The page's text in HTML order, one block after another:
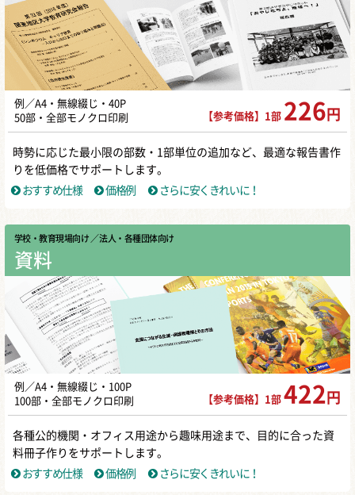
例／A4・無線綴じ・40P
50部・全部モノクロ印刷
【参考価格】1部 226 円
時勢に応じた最小限の部数・1部単位の追加など、最適な報告書作
りを低価格でサポートします。
おすすめ仕様
価格例 さらに安くきれいに！
学校・教育現場向け ／ 法人・各種団体向け
資料
例／A4・無線綴じ・100P
100部・全部モノクロ印刷
【参考価格】1部 422 円
各種公的機関・オフィス用途から趣味用途まで、目的に合った資
料冊子作りをサポートします。
おすすめ仕様
価格例 さらに安くきれいに！